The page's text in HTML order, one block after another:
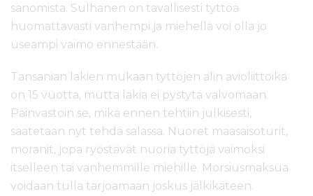
sanomista. Sulhanen on tavallisesti tyttöä
huomattavasti vanhempi ja miehellä voi olla jo
useampi vaimo ennestään.
Tansanian lakien mukaan tyttöjen alin avioliittoikä
on 15 vuotta, mutta lakia ei pystytä valvomaan.
Päinvastoin se, mikä ennen tehtiin julkisesti,
saatetaan nyt tehdä salassa. Nuoret maasaisoturit,
moranit, jopa ryöstävät nuoria tyttöjä vaimoksi
itselleen tai vanhemmille miehille. Morsiusmaksua
voidaan tulla tarjoamaan joskus jälkikäteen.